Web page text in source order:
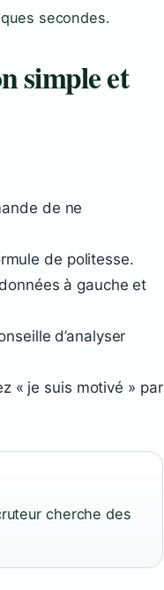
secondes.
simple et
de ne
de politesse.
à gauche et
d’analyser
« je suis motivé » par
cherche des